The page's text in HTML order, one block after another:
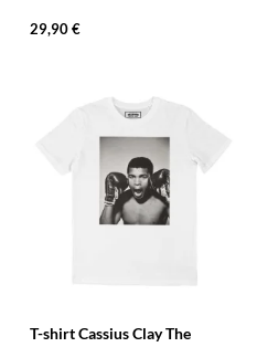
29,90 €
T-shirt Cassius Clay The